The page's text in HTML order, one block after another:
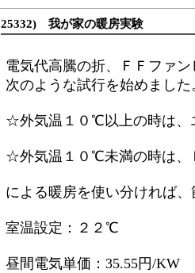
25332) 我が家の暖房実験
電気代高騰の折、ＦＦファ
次のような試行を始めました
☆外気温１０℃以上の時は、
☆外気温１０℃未満の時は、
による暖房を使い分ければ
室温設定：２２℃
昼間電気単価：35.55円/